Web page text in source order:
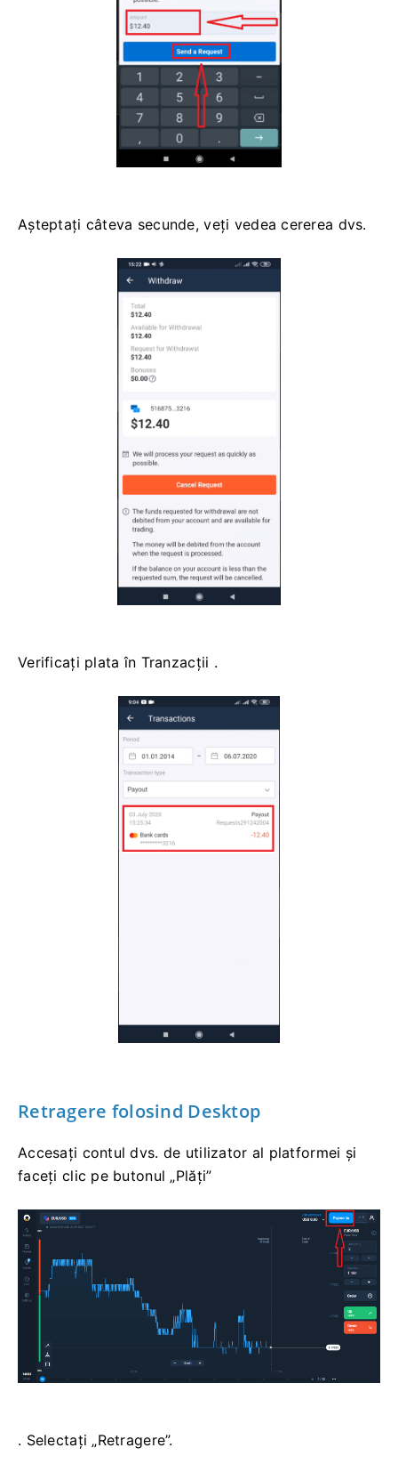
Așteptați câteva secunde, veți vedea cererea dvs.
Verificați plata în Tranzacții .
Retragere folosind Desktop
Accesați contul dvs. de utilizator al platformei și
faceți clic pe butonul „Plăți”
. Selectați „Retragere”.